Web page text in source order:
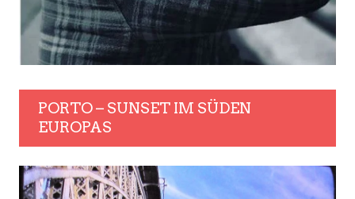
PORTO – SUNSET IM SÜDEN
EUROPAS